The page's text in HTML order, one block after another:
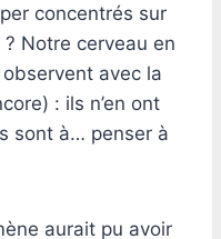
concentrés sur
Notre cerveau en
avec la
: ils n’en ont
sont à… penser à
aurait pu avoir